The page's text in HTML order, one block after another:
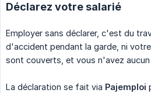
Déclarez votre salarié
Employer sans déclarer, c'est du
d'accident pendant la garde, ni
sont couverts, et vous n'avez
La déclaration se fait via Pajemploi